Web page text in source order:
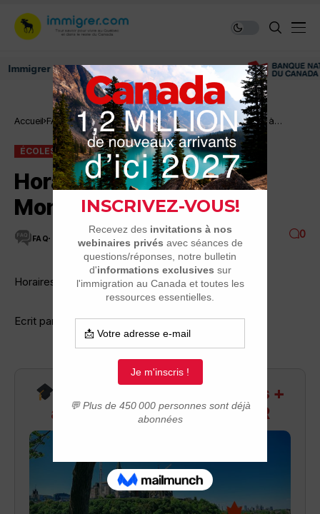
au Canada: ressources et conseils
Accueil FAQ
Écoles primaires et
secondaires
Horaires des écoles à
Montréal
ÉCOLES PRIMAIRES ET SECONDAIRES FAQ
Horaires des écoles à
Montréal
FAQ 5 MINUTES DE LECTURE 20.4K VUES 0
Horaires des écoles au Québec
Ecrit par : nounouche 21-02 à 10:26
Recevez infos exclusives +
accès aux webinaires Q&R